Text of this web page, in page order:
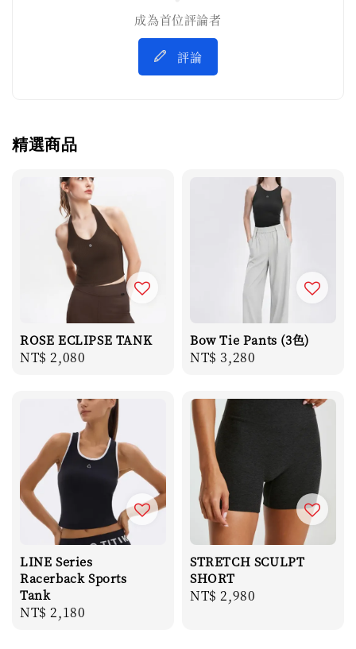
成為首位評論者
評論
精選商品
ROSE ECLIPSE TANK
Regular
NT$ 2,080
Bow Tie Pants (3色)
Regular
NT$ 3,280
LINE Series
Racerback Sports
Tank
Regular
NT$ 2,180
STRETCH SCULPT
SHORT
Regular
NT$ 2,980